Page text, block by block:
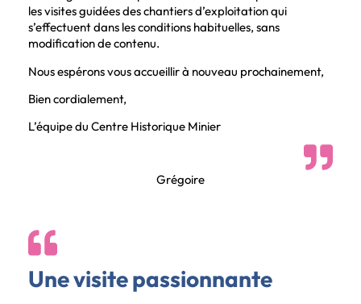
les visites guidées des chantiers d’exploitation qui
s’effectuent dans les conditions habituelles, sans
modification de contenu.
Nous espérons vous accueillir à nouveau prochainement,
Bien cordialement,
L’équipe du Centre Historique Minier
Grégoire
Une visite passionnante